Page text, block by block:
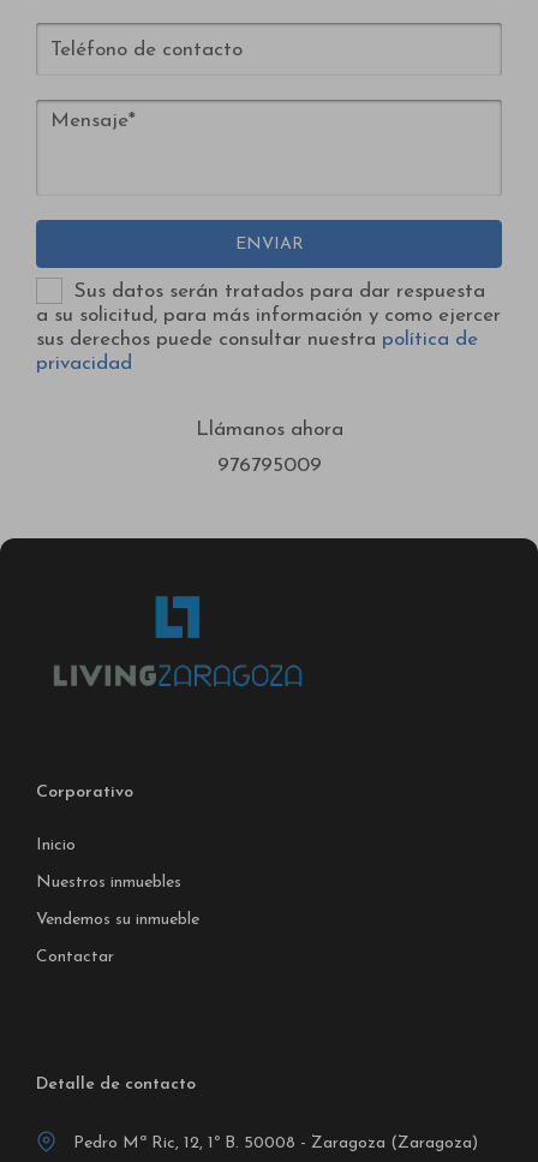
ENVIAR
Sus datos serán tratados para dar respuesta
a su solicitud, para más información y como ejercer
sus derechos puede consultar nuestra política de
privacidad
Llámanos ahora
976795009
Corporativo
Inicio
Nuestros inmuebles
Vendemos su inmueble
Contactar
Detalle de contacto
Pedro Mª Ric, 12, 1º B. 50008 - Zaragoza (Zaragoza)